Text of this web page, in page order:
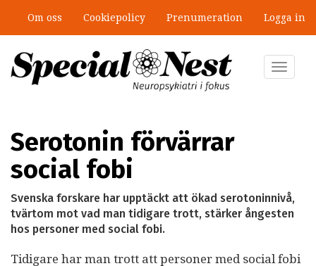
huvudinnehåll
Om oss Cookiepolicy Prenumeration Logga in
Toggle
Serotonin förvärrar
social fobi
Svenska forskare har upptäckt att ökad serotoninnivå,
tvärtom mot vad man tidigare trott, stärker ångesten
hos personer med social fobi.
Tidigare har man trott att personer med social fobi
”Jobbet gick bra – just därför togs
stödet bort”